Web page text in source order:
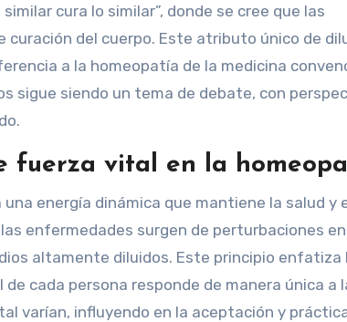
cura lo similar”, donde se cree que las
del cuerpo. Este atributo único de
a la homeopatía de la medicina
sigue siendo un tema de debate, con
fuerza vital en la
energía dinámica que mantiene la salud y
enfermedades surgen de perturbaciones
altamente diluidos. Este principio enfatiza
cada persona responde de manera única a
varían, influyendo en la aceptación y